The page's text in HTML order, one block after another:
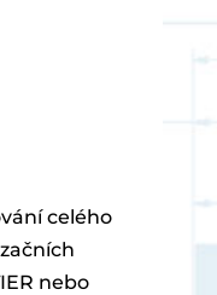
celého
nebo